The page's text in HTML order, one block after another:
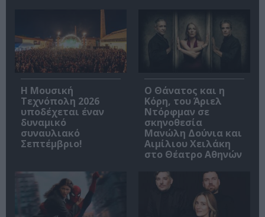
Η Μουσική
Τεχνόπολη 2026
υποδέχεται έναν
δυναμικό
συναυλιακό
Σεπτέμβριο!
Ο Θάνατος και η
Κόρη, του Άριελ
Ντόρφμαν σε
σκηνοθεσία
Μανώλη Δούνια και
Αιμίλιου Χειλάκη
στο Θέατρο Αθηνών